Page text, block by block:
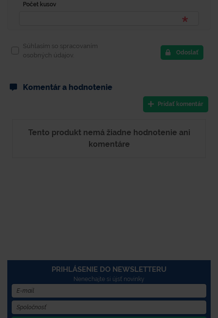
Počet kusov
Súhlasím so spracovaním
osobných údajov.
Odoslať
Komentár a hodnotenie
Pridať komentár
Tento produkt nemá žiadne hodnotenie ani
komentáre
PRIHLÁSENIE DO NEWSLETTERU
Nenechajte si újsť novinky